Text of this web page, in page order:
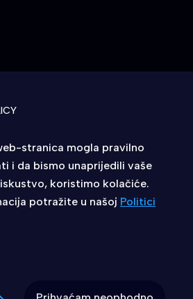
INTEGRITET
pridržana
Politika privatnosti
Uvjeti korištenja
stranica mogla pravilno
i da bismo unaprijedili vaše
koristimo kolačiće.
potražite u našoj Politici
NA STRANICI